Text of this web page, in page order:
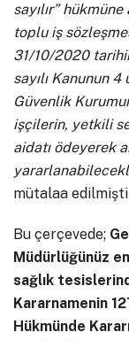
sayılır”
toplu iş
31/10/2020
sayılı Kanunun
Güvenlik
işçilerin, yetkili
aidatı ödeyerek
mütalaa
Bu çerçevede;
Müdürlüğünüz
sağlık
Kararnamenin
Hükmünde